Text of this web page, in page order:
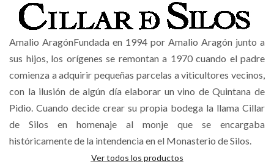
Amalio AragónFundada en 1994 por Amalio Aragón junto a
sus hijos, los orígenes se remontan a 1970 cuando el padre
comienza a adquirir pequeñas parcelas a viticultores vecinos,
con la ilusión de algún día elaborar un vino de Quintana de
Pidio. Cuando decide crear su propia bodega la llama Cillar
de Silos en homenaje al monje que se encargaba
históricamente de la intendencia en el Monasterio de Silos.
Ver todos los productos